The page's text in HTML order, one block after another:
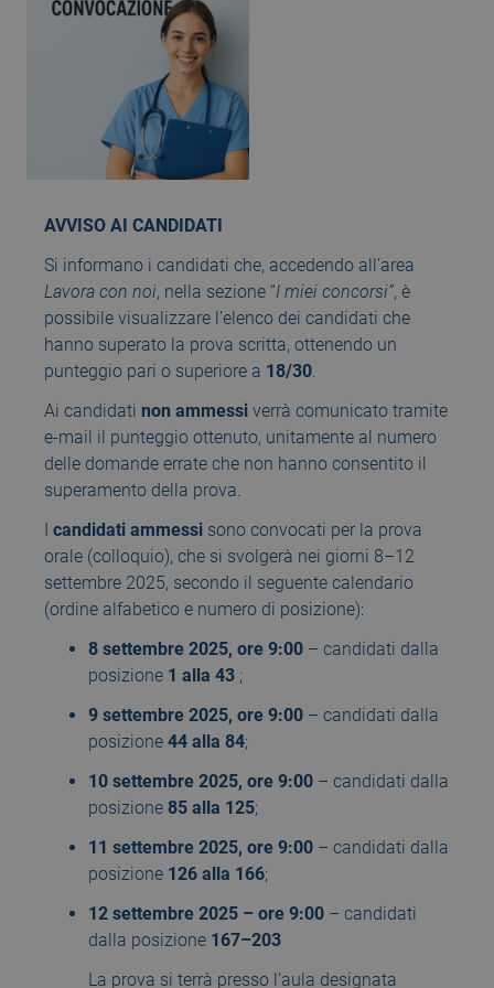
AVVISO AI CANDIDATI
Si informano i candidati che, accedendo all’area
Lavora con noi, nella sezione “I miei concorsi”, è
possibile visualizzare l’elenco dei candidati che
hanno superato la prova scritta, ottenendo un
punteggio pari o superiore a 18/30.
Ai candidati non ammessi verrà comunicato tramite
e-mail il punteggio ottenuto, unitamente al numero
delle domande errate che non hanno consentito il
superamento della prova.
I candidati ammessi sono convocati per la prova
orale (colloquio), che si svolgerà nei giorni 8–12
settembre 2025, secondo il seguente calendario
(ordine alfabetico e numero di posizione):
8 settembre 2025, ore 9:00 – candidati dalla
posizione 1 alla 43 ;
9 settembre 2025, ore 9:00 – candidati dalla
posizione 44 alla 84;
10 settembre 2025, ore 9:00 – candidati dalla
posizione 85 alla 125;
11 settembre 2025, ore 9:00 – candidati dalla
posizione 126 alla 166;
12 settembre 2025 – ore 9:00 – candidati
dalla posizione 167–203
La prova si terrà presso l’aula designata